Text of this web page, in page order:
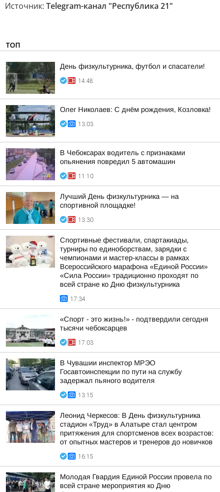
Источник: Telegram-канал "Республика 21"
ТОП
День физкультурника, футбол и спасатели!
14:48
Олег Николаев: С днём рождения, Козловка!
13:03
В Чебоксарах водитель с признаками
опьянения повредил 5 автомашин
11:10
Лучший День физкультурника — на
спортивной площадке!
13:30
Спортивные фестивали, спартакиады,
турниры по единоборствам, зарядки с
чемпионами и мастер-классы в рамках
Всероссийского марафона «Единой России»
«Сила России» традиционно проходят по
всей стране ко Дню физкультурника
17:34
«Спорт - это жизнь!» - подтвердили сегодня
тысячи чебоксарцев
17:03
В Чувашии инспектор МРЭО
Госавтоинспекции по пути на службу
задержал пьяного водителя
13:15
Леонид Черкесов: В День физкультурника
стадион «Труд» в Алатыре стал центром
притяжения для спортсменов всех возрастов:
от опытных мастеров и тренеров до новичков
16:15
Молодая Гвардия Единой России провела по
всей стране мероприятия ко Дню